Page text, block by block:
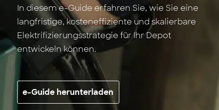
In diesem e-Guide erfahren Sie, wie Sie eine
langfristige, kosteneffiziente und skalierbare
Elektrifizierungsstrategie für Ihr Depot
entwickeln können.
e-Guide herunterladen